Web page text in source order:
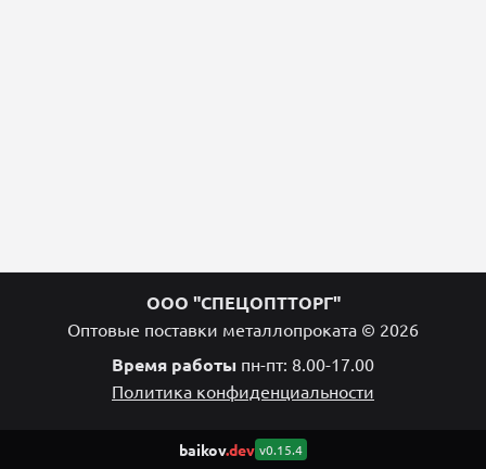
ООО "СПЕЦОПТТОРГ"
Оптовые поставки металлопроката © 2026
Время работы пн-пт: 8.00-17.00
Политика конфиденциальности
baikov.dev v0.15.4